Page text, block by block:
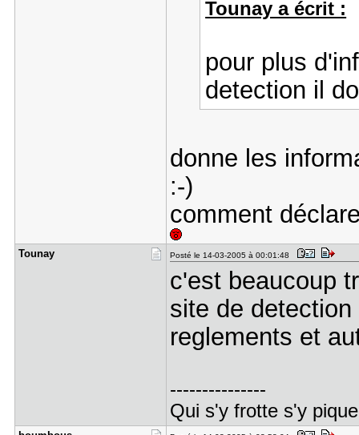
Tounay a écrit :
pour plus
detection il
donne les
:-)
comment
Tounay Posté le 14-03-2005 à 00:01:48
c'est beaucoup
site de
reglements et
---------------
Qui s'y frotte s'y